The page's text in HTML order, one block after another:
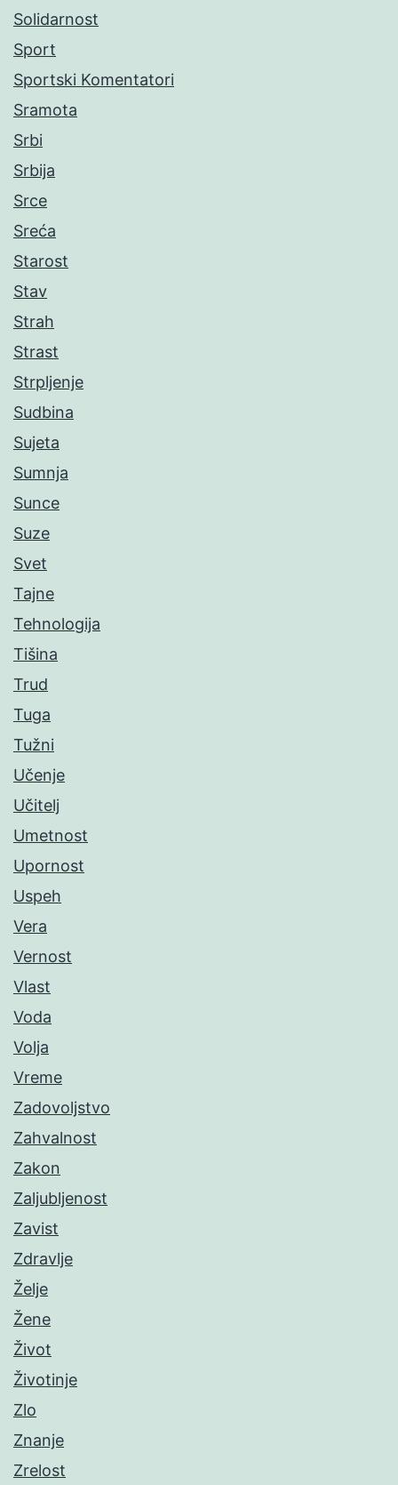
Solidarnost
Sport
Sportski Komentatori
Sramota
Srbi
Srbija
Srce
Sreća
Starost
Stav
Strah
Strast
Strpljenje
Sudbina
Sujeta
Sumnja
Sunce
Suze
Svet
Tajne
Tehnologija
Tišina
Trud
Tuga
Tužni
Učenje
Učitelj
Umetnost
Upornost
Uspeh
Vera
Vernost
Vlast
Voda
Volja
Vreme
Zadovoljstvo
Zahvalnost
Zakon
Zaljubljenost
Zavist
Zdravlje
Želje
Žene
Život
Životinje
Zlo
Znanje
Zrelost